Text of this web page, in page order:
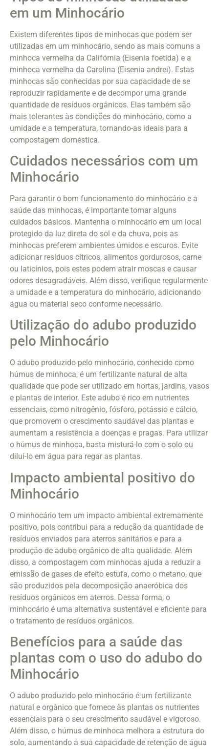
em um Minhocário
Existem diferentes tipos de minhocas que podem ser
utilizadas em um minhocário, sendo as mais comuns a
minhoca vermelha da Califórnia (Eisenia foetida) e a
minhoca vermelha da Carolina (Eisenia andrei). Estas
minhocas são conhecidas por sua capacidade de se
reproduzir rapidamente e de decompor uma grande
quantidade de resíduos orgânicos. Elas também são
mais tolerantes às condições do minhocário, como a
umidade e a temperatura, tornando-as ideais para a
compostagem doméstica.
Cuidados necessários com um
Minhocário
Para garantir o bom funcionamento do minhocário e a
saúde das minhocas, é importante tomar alguns
cuidados básicos. Mantenha o minhocário em um local
protegido da luz direta do sol e da chuva, pois as
minhocas preferem ambientes úmidos e escuros. Evite
adicionar resíduos cítricos, alimentos gordurosos, carne
ou laticínios, pois estes podem atrair moscas e causar
odores desagradáveis. Além disso, verifique regularmente
a umidade e a temperatura do minhocário, adicionando
água ou material seco conforme necessário.
Utilização do adubo produzido
pelo Minhocário
O adubo produzido pelo minhocário, conhecido como
húmus de minhoca, é um fertilizante natural de alta
qualidade que pode ser utilizado em hortas, jardins, vasos
e plantas de interior. Este adubo é rico em nutrientes
essenciais, como nitrogênio, fósforo, potássio e cálcio,
que promovem o crescimento saudável das plantas e
aumentam a resistência a doenças e pragas. Para utilizar
o húmus de minhoca, basta misturá-lo com o solo ou
diluí-lo em água para regar as plantas.
Impacto ambiental positivo do
Minhocário
O minhocário tem um impacto ambiental extremamente
positivo, pois contribui para a redução da quantidade de
resíduos enviados para aterros sanitários e para a
produção de adubo orgânico de alta qualidade. Além
disso, a compostagem com minhocas ajuda a reduzir a
emissão de gases de efeito estufa, como o metano, que
são produzidos pela decomposição anaeróbica dos
resíduos orgânicos em aterros. Dessa forma, o
minhocário é uma alternativa sustentável e eficiente para
o tratamento de resíduos orgânicos.
Benefícios para a saúde das
plantas com o uso do adubo do
Minhocário
O adubo produzido pelo minhocário é um fertilizante
natural e orgânico que fornece às plantas os nutrientes
essenciais para o seu crescimento saudável e vigoroso.
Além disso, o húmus de minhoca melhora a estrutura do
solo, aumentando a sua capacidade de retenção de água